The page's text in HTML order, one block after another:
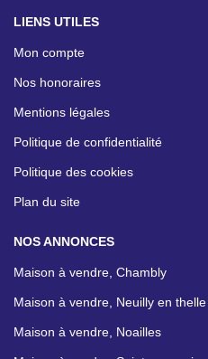
LIENS UTILES
Mon compte
Nos honoraires
Mentions légales
Politique de confidentialité
Politique des cookies
Plan du site
NOS ANNONCES
Maison à vendre, Chambly
Maison à vendre, Neuilly en thelle
Maison à vendre, Noailles